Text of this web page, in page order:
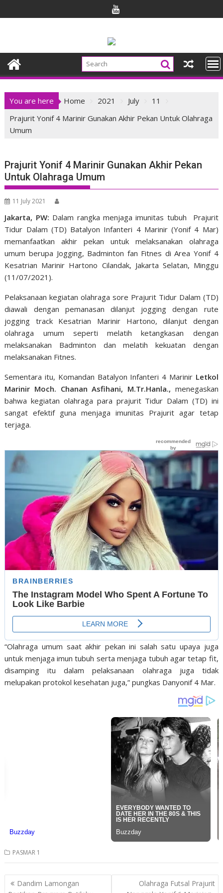
to
You are here Home 2021 July
11
Prajurit Yonif 4 Marinir Gunakan Akhir Pekan Untuk Olahraga
Umum
Prajurit Yonif 4 Marinir Gunakan Akhir Pekan
Untuk Olahraga Umum
11 July 2021
Jakarta, PW: Dalam rangka menjaga imunitas tubuh Prajurit
Tidur Dalam (TD) Batalyon Infanteri 4 Marinir (Yonif 4 Mar)
memanfaatkan akhir pekan untuk melaksanakan olahraga
umum berupa Jogging, Badminton fan Fitnes di Area Yonif 4
Kesatrian Marinir Hartono Cilandak, Jakarta Selatan, Minggu
(11/07/2021).
Pelaksanaan kegiatan olahraga sore Prajurit Tidur Dalam (TD)
diawali dengan pemanasan dilanjut jogging dengan rute
jogging track Kesatrian Marinir Hartono, dilanjut dengan
olahraga umum seperti melatih ketangkasan dengan
melaksanakan Badminton dan melatih kekuatan dengan
melaksanakan Fitnes.
Sementara itu, Komandan Batalyon Infanteri 4 Marinir Letkol
Marinir Moch. Chanan Asfihani, M.Tr.Hanla., menegaskan
bahwa kegiatan olahraga para prajurit Tidur Dalam (TD) ini
sangat efektif guna menjaga imunitas Prajurit agar tetap
terjaga.
“Olahraga umum saat akhir pekan ini salah satu upaya juga
untuk menjaga imun tubuh serta menjaga tubuh agar tetap fit,
disamping itu dalam pelaksanaan olahraga juga tidak
melupakan protokol kesehatan juga,” pungkas Danyonif 4 Mar.
PASMAR 1
Post
Dandim Lamongan
Olahraga Futsal Prajurit